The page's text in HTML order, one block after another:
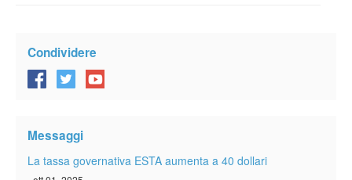
Condividere
Messaggi
La tassa governativa ESTA aumenta a 40 dollari